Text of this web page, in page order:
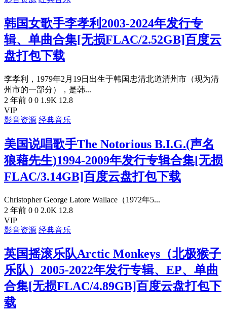
韩国女歌手李孝利2003-2024年发行专
辑、单曲合集[无损FLAC/2.52GB]百度云
盘打包下载
李孝利，1979年2月19日出生于韩国忠清北道清州市（现为清
州市的一部分），是韩...
2 年前 0 0 1.9K 12.8
VIP
影音资源 经典音乐
美国说唱歌手The Notorious B.I.G.(声名
狼藉先生)1994-2009年发行专辑合集[无损
FLAC/3.14GB]百度云盘打包下载
Christopher George Latore Wallace（1972年5...
2 年前 0 0 2.0K 12.8
VIP
影音资源 经典音乐
英国摇滚乐队Arctic Monkeys（北极猴子
乐队）2005-2022年发行专辑、EP、单曲
合集[无损FLAC/4.89GB]百度云盘打包下
载